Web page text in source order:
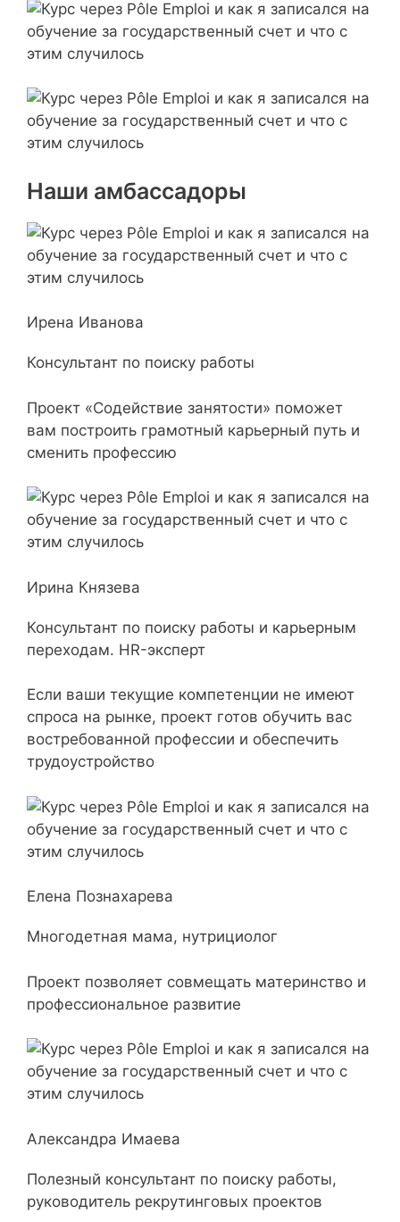
Наши амбассадоры
Ирена Иванова
Консультант по поиску работы
Проект «Содействие занятости» поможет
вам построить грамотный карьерный путь и
сменить профессию
Ирина Князева
Консультант по поиску работы и карьерным
переходам. HR-эксперт
Если ваши текущие компетенции не имеют
спроса на рынке, проект готов обучить вас
востребованной профессии и обеспечить
трудоустройство
Елена Познахарева
Многодетная мама, нутрициолог
Проект позволяет совмещать материнство и
профессиональное развитие
Александра Имаева
Полезный консультант по поиску работы,
руководитель рекрутинговых проектов